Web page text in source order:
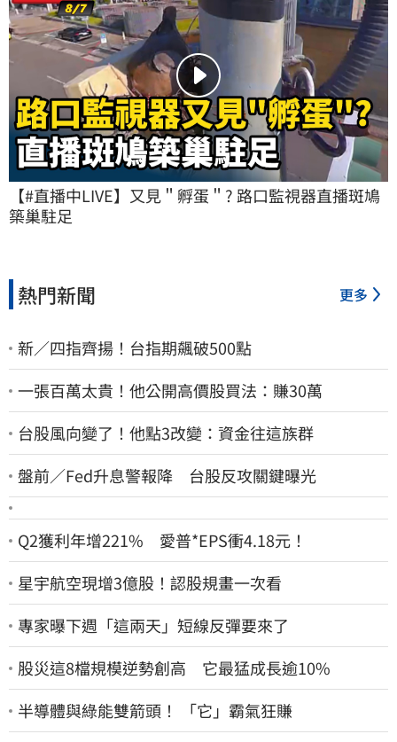
【#直播中LIVE】又見＂孵蛋＂? 路口監視器直播斑鳩
築巢駐足
熱門新聞 更多
新／四指齊揚！台指期飆破500點
一張百萬太貴！他公開高價股買法：賺30萬
台股風向變了！他點3改變：資金往這族群
盤前／Fed升息警報降 台股反攻關鍵曝光
Q2獲利年增221% 愛普*EPS衝4.18元！
星宇航空現增3億股！認股規畫一次看
專家曝下週「這兩天」短線反彈要來了
股災這8檔規模逆勢創高 它最猛成長逾10%
半導體與綠能雙箭頭！ 「它」霸氣狂賺